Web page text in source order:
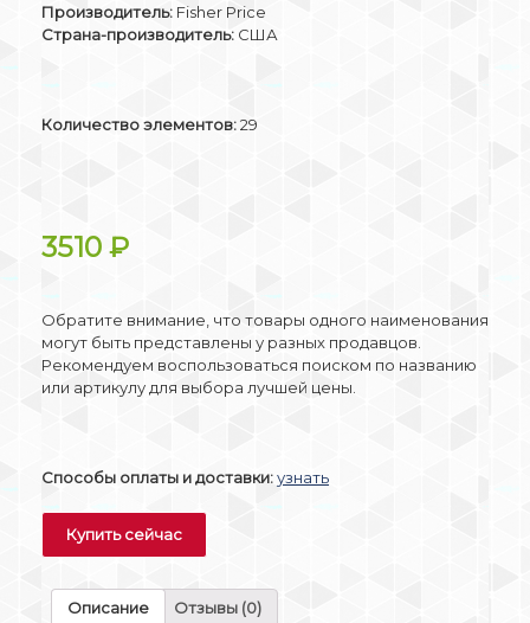
Производитель: Fisher Price
Страна-производитель: США
Количество элементов:29
3510 ₽
Обратите внимание, что товары одного наименования
могут быть представлены у разных продавцов.
Рекомендуем воспользоваться поиском по названию
или артикулу для выбора лучшей цены.
Способы оплаты и доставки:узнать
Купить сейчас
Описание Отзывы (0)